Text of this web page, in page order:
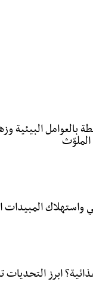
واستهلاك
ابرز